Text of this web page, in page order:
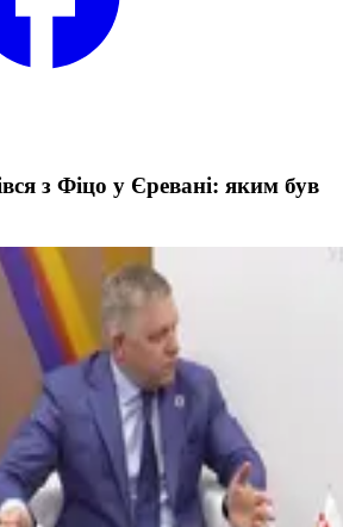
з Фіцо у Єревані: яким був